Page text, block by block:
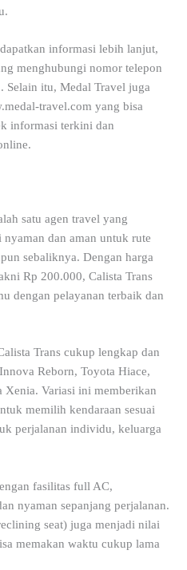
informasi lebih lanjut,
menghubungi nomor telepon
Selain itu, Medal Travel juga
travel.com yang bisa
informasi terkini dan
satu agen travel yang
dan aman untuk rute
sebaliknya. Dengan harga
Rp 200.000, Calista Trans
dengan pelayanan terbaik dan
Trans cukup lengkap dan
Reborn, Toyota Hiace,
Variasi ini memberikan
memilih kendaraan sesuai
perjalanan individu, keluarga
fasilitas full AC,
nyaman sepanjang perjalanan.
seat) juga menjadi nilai
memakan waktu cukup lama